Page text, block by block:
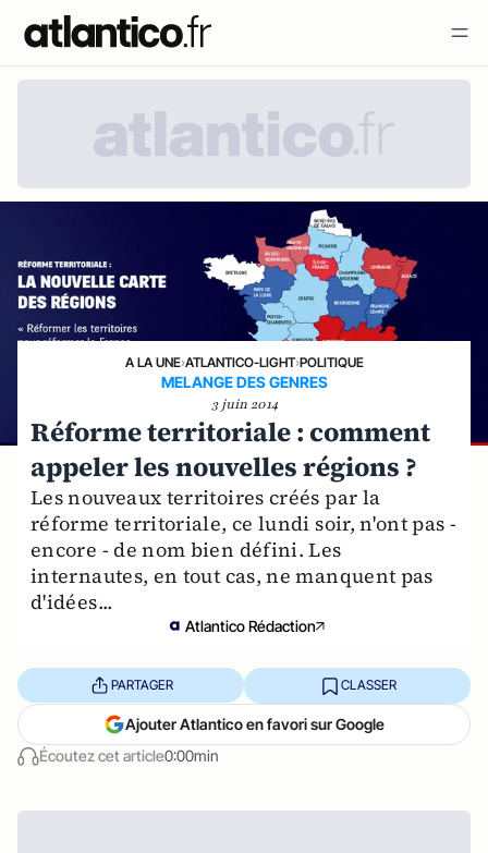
A LA UNE›ATLANTICO-LIGHT›POLITIQUE
MELANGE DES GENRES
3 juin 2014
Réforme territoriale : comment
appeler les nouvelles régions ?
Les nouveaux territoires créés par la
réforme territoriale, ce lundi soir, n'ont pas -
encore - de nom bien défini. Les
internautes, en tout cas, ne manquent pas
d'idées...
Atlantico Rédaction
Écoutez cet article0:00min
PARTAGER CLASSER
Ajouter Atlantico en favori sur Google